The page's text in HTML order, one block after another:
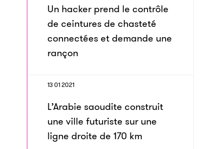
Un hacker prend le contrôle
de ceintures de chasteté
connectées et demande une
rançon
13 01 2021
L’Arabie saoudite construit
une ville futuriste sur une
ligne droite de 170 km